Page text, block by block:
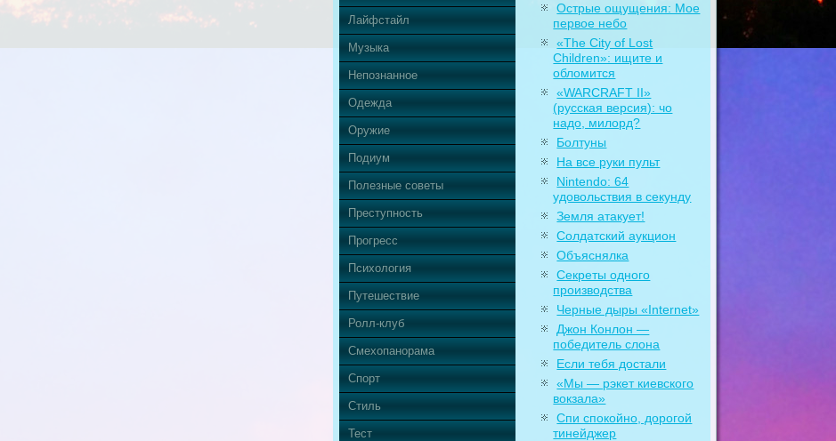
Лайфстайл
Музыка
Непознанное
Одежда
Оружие
Подиум
Полезные советы
Преступность
Прогресс
Психология
Путешествие
Ролл-клуб
Смехопанорама
Спорт
Стиль
Тест
Острые ощущения: Мое
первое небо
«The City of Lost
Children»: ищите и
обломится
«WARCRAFT II»
(русская версия): чо
надо, милорд?
Болтуны
На все руки пульт
Nintendo: 64
удовольствия в секунду
Земля атакует!
Солдатский аукцион
Объяснялка
Секреты одного
производства
Черные дыры «Internet»
Джон Конлон —
победитель слона
Если тебя достали
«Мы — рэкет киевского
вокзала»
Спи спокойно, дорогой
тинейджер